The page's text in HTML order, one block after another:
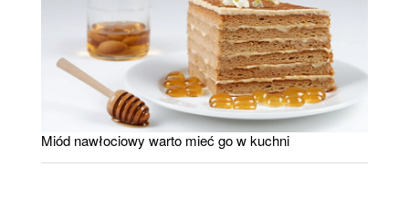
Miód nawłociowy warto mieć go w kuchni